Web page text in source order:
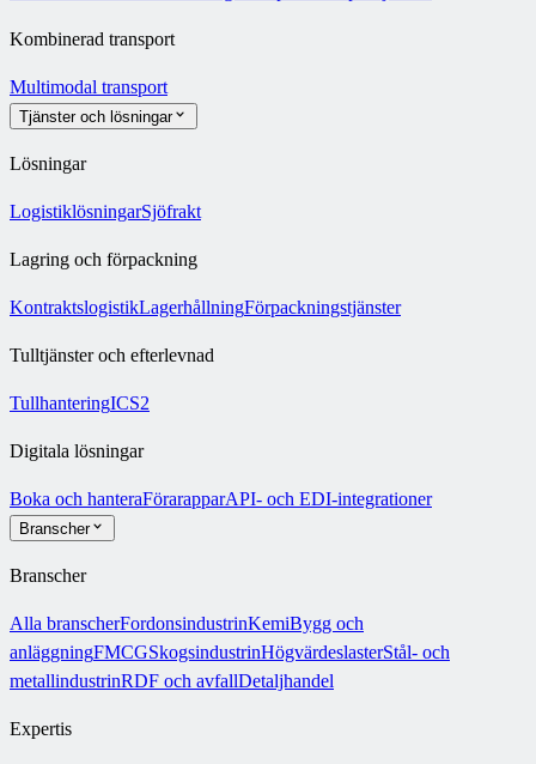
Kombinerad transport
Multimodal transport
Tjänster och lösningar
Lösningar
LogistiklösningarSjöfrakt
Lagring och förpackning
KontraktslogistikLagerhållningFörpackningstjänster
Tulltjänster och efterlevnad
TullhanteringICS2
Digitala lösningar
Boka och hanteraFörarapparAPI- och EDI-integrationer
Branscher
Branscher
Alla branscherFordonsindustrinKemiBygg och
anläggningFMCGSkogsindustrinHögvärdeslasterStål- och
metallindustrinRDF och avfallDetaljhandel
Expertis